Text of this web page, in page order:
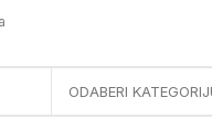
ODABERI